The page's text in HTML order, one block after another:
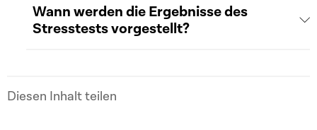
Wann werden die Ergebnisse des
Stresstests vorgestellt?
Diesen Inhalt teilen